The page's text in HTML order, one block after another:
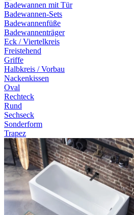
Badewannen mit Tür
Badewannen-Sets
Badewannenfüße
Badewannenträger
Eck / Viertelkreis
Freistehend
Griffe
Halbkreis / Vorbau
Nackenkissen
Oval
Rechteck
Rund
Sechseck
Sonderform
Trapez